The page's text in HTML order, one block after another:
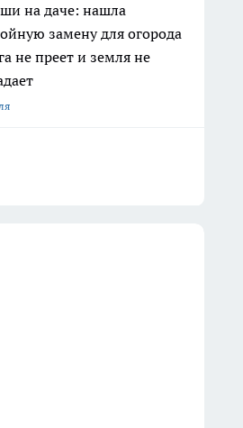
на даче: нашла
замену для огорода
не преет и земля не